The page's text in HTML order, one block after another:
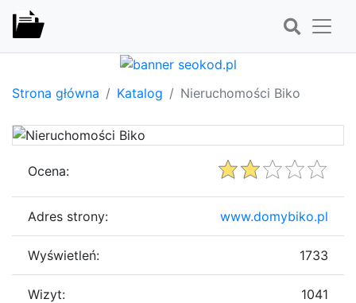
Strona główna Katalog Nieruchomości Biko
Ocena:
Adres strony: www.domybiko.pl
Wyświetleń: 1733
Wizyt: 1041